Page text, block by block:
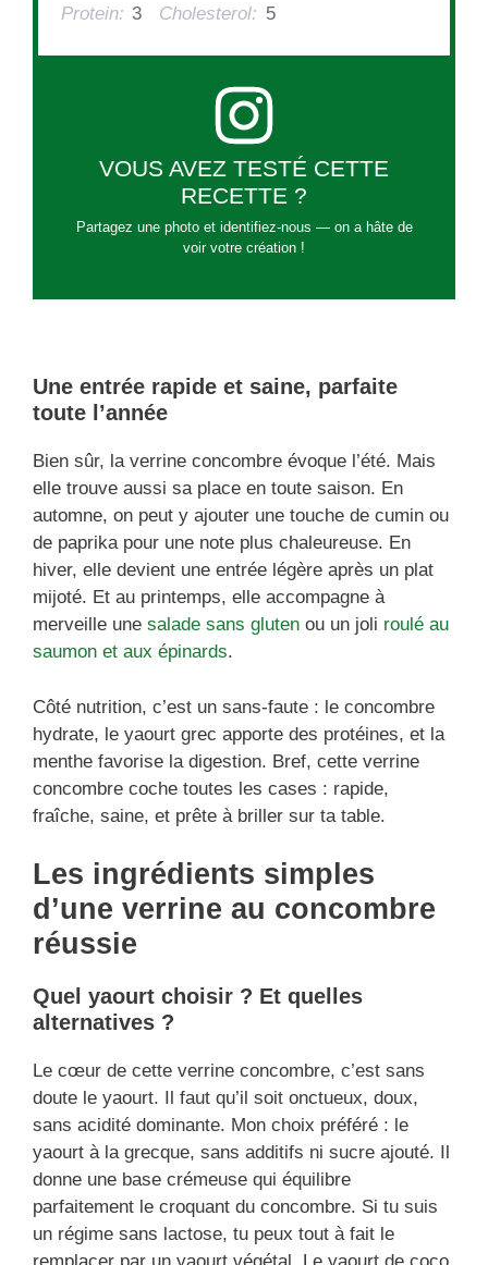
Protein: 3 Cholesterol: 5
VOUS AVEZ TESTÉ CETTE
RECETTE ?
Partagez une photo et identifiez-nous — on a hâte de
voir votre création !
Une entrée rapide et saine, parfaite
toute l’année
Bien sûr, la verrine concombre évoque l’été. Mais
elle trouve aussi sa place en toute saison. En
automne, on peut y ajouter une touche de cumin ou
de paprika pour une note plus chaleureuse. En
hiver, elle devient une entrée légère après un plat
mijoté. Et au printemps, elle accompagne à
merveille une salade sans gluten ou un joli roulé au
saumon et aux épinards.
Côté nutrition, c’est un sans-faute : le concombre
hydrate, le yaourt grec apporte des protéines, et la
menthe favorise la digestion. Bref, cette verrine
concombre coche toutes les cases : rapide,
fraîche, saine, et prête à briller sur ta table.
Les ingrédients simples
d’une verrine au concombre
réussie
Quel yaourt choisir ? Et quelles
alternatives ?
Le cœur de cette verrine concombre, c’est sans
doute le yaourt. Il faut qu’il soit onctueux, doux,
sans acidité dominante. Mon choix préféré : le
yaourt à la grecque, sans additifs ni sucre ajouté. Il
donne une base crémeuse qui équilibre
parfaitement le croquant du concombre. Si tu suis
un régime sans lactose, tu peux tout à fait le